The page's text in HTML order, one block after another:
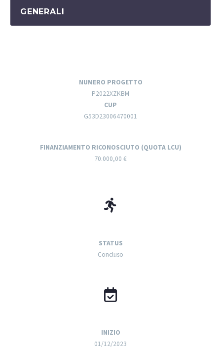
GENERALI
NUMERO PROGETTO
P2022XZKBM
CUP
G53D23006470001
FINANZIAMENTO RICONOSCIUTO (QUOTA LCU)
70.000,00 €
STATUS
Concluso
INIZIO
01/12/2023